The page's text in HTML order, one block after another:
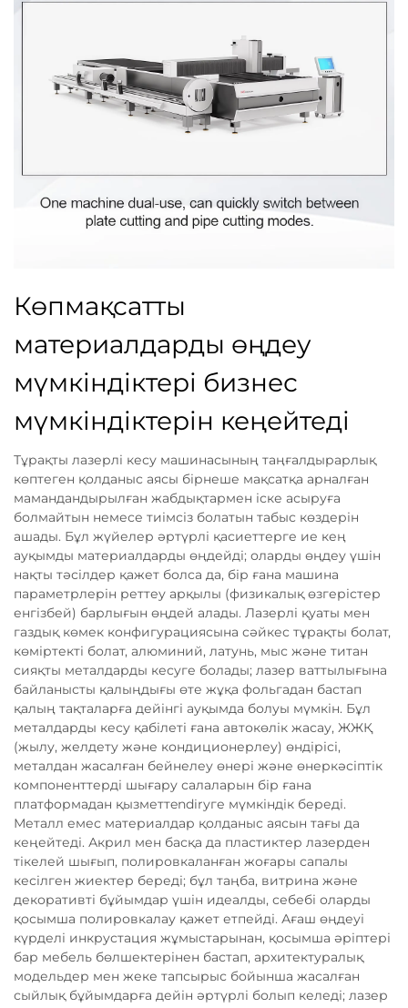
Көпмақсатты
материалдарды өңдеу
мүмкіндіктері бизнес
мүмкіндіктерін кеңейтеді
Тұрақты лазерлі кесу машинасының таңғалдырарлық
көптеген қолданыс аясы бірнеше мақсатқа арналған
мамандандырылған жабдықтармен іске асыруға
болмайтын немесе тиімсіз болатын табыс көздерін
ашады. Бұл жүйелер әртүрлі қасиеттерге ие кең
ауқымды материалдарды өңдейді; оларды өңдеу үшін
нақты тәсілдер қажет болса да, бір ғана машина
параметрлерін реттеу арқылы (физикалық өзгерістер
енгізбей) барлығын өңдей алады. Лазерлі қуаты мен
газдық көмек конфигурациясына сәйкес тұрақты болат,
көміртекті болат, алюминий, латунь, мыс және титан
сияқты металдарды кесуге болады; лазер ваттылығына
байланысты қалыңдығы өте жұқа фольгадан бастап
қалың тақталарға дейінгі ауқымда болуы мүмкін. Бұл
металдарды кесу қабілеті ғана автокөлік жасау, ЖЖҚ
(жылу, желдету және кондиционерлеу) өндірісі,
металдан жасалған бейнелеу өнері және өнеркәсіптік
компоненттерді шығару салаларын бір ғана
платформадан қызметтendirуге мүмкіндік береді.
Металл емес материалдар қолданыс аясын тағы да
кеңейтеді. Акрил мен басқа да пластиктер лазерден
тікелей шығып, полировкаланған жоғары сапалы
кесілген жиектер береді; бұл таңба, витрина және
декоративті бұйымдар үшін идеалды, себебі оларды
қосымша полировкалау қажет етпейді. Ағаш өңдеуі
күрделі инкрустация жұмыстарынан, қосымша әріптері
бар мебель бөлшектерінен бастап, архитектуралық
модельдер мен жеке тапсырыс бойынша жасалған
сыйлық бұйымдарға дейін әртүрлі болып келеді; лазер